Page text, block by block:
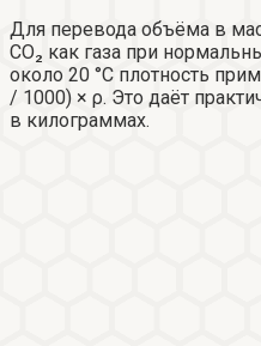
Для перевода объёма в
CO₂ как газа при
около 20 °C плотность
/ 1000) × ρ. Это даёт
в килограммах.